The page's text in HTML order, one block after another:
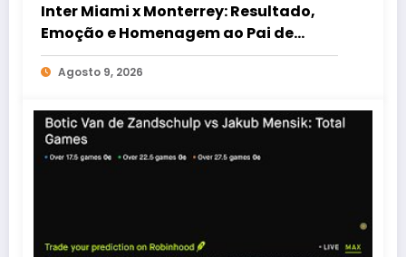
Inter Miami x Monterrey: Resultado,
Emoção e Homenagem ao Pai de
Lionel Messi na Copa das Ligas
Agosto 9, 2026